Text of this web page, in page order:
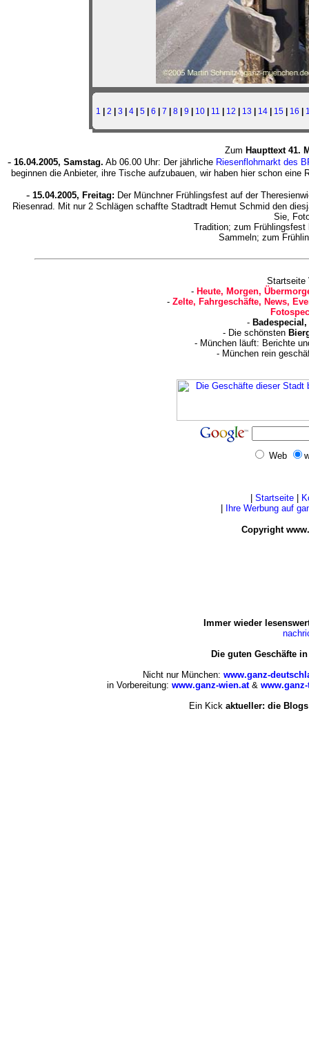
1 | 2 | 3 | 4| 5| 6 | 7 | 8| 9 | 10| 11 | 12 | 13 | 14| 15| 16 |
Zum Haupttext 41.
- 16.04.2005, Samstag. Ab 06.00 Uhr: Der jährliche Riesenflohmarkt des
beginnen die Anbieter, ihre Tische aufzubauen, wir haben hier schon
- 15.04.2005, Freitag: Der Münchner Frühlingsfest auf der
Riesenrad. Mit nur 2 Schlägen schaffte Stadtradt Hemut Schmid den
Sie,
Tradition; zum Frühlingsfest
Sammeln; zum
Startseite
- Heute, Morgen,
- Zelte, Fahrgeschäfte, News,
-
- Die schönsten
- München läuft: Berichte
- München rein
Web
Startseite
Ihre Werbung auf
Copyright
Immer wieder
Die guten Geschäfte
Nicht nur München: www.ganz-
in Vorbereitung: www.ganz-wien.at &
Ein Kick aktueller: die Blogs